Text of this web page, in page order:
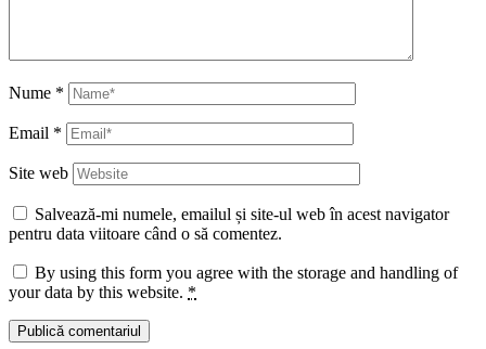
Nume *
Email *
Site web
Salvează-mi numele, emailul și site-ul web în acest navigator
pentru data viitoare când o să comentez.
By using this form you agree with the storage and handling of
your data by this website. *
Publică comentariul